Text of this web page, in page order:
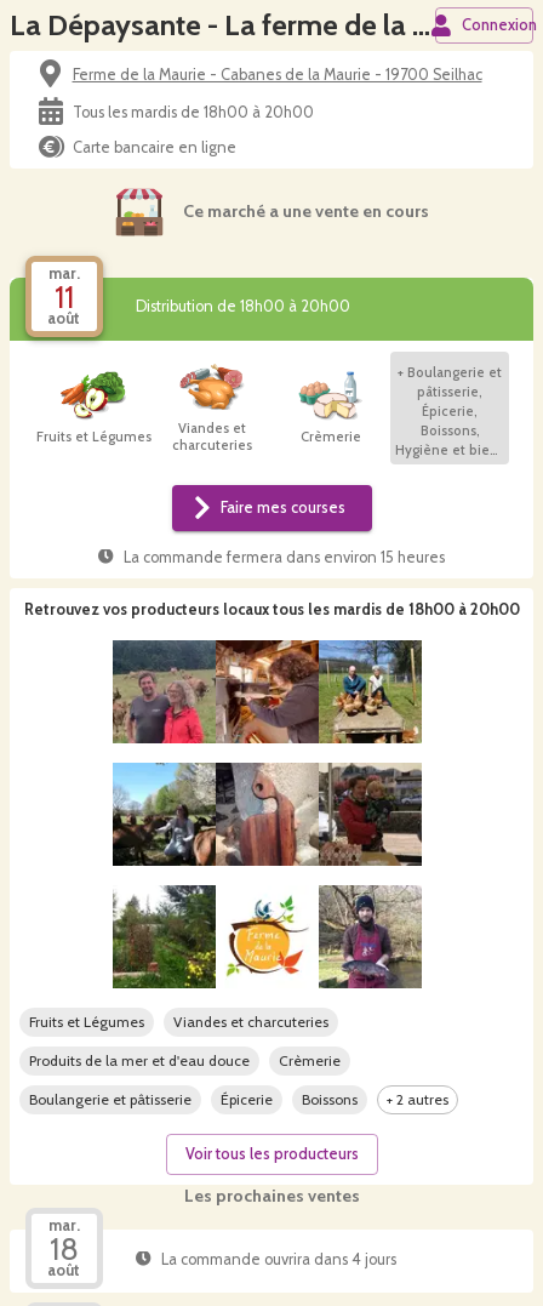
La Dépaysante - La ferme de la Maurie (Seilhac) Connexion
Ferme de la Maurie - Cabanes de la Maurie - 19700 Seilhac
Tous les mardis de 18h00 à 20h00
Carte bancaire en ligne
Ce marché a une vente en cours
mar.
11
août
Distribution de 18h00 à 20h00
Fruits et Légumes
Viandes et
charcuteries
Crèmerie
+ Boulangerie et
pâtisserie,
Épicerie,
Boissons,
Hygiène et bien-
être, Plants et
Faire mes courses
La commande fermera dans environ 15 heures
Les prochaines ventes
mar.
18
août
La commande ouvrira dans 4 jours
Retrouvez vos producteurs locaux tous les mardis de 18h00 à 20h00
Fruits et Légumes Viandes et charcuteries
Produits de la mer et d'eau douce Crèmerie
Boulangerie et pâtisserie Épicerie Boissons + 2 autres
Voir tous les producteurs